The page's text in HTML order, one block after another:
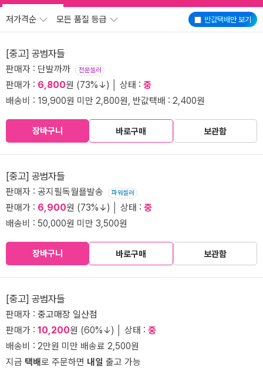
반값택배만 보기
저가격순 모든 품질 등급
[중고] 공범자들
판매자 : 단발까까 전문셀러
판매가 : 6,800원 (73%↓) │ 상태 : 중
배송비 : 19,900원 미만 2,800원, 반값택배 : 2,400원
장바구니 바로구매 보관함
[중고] 공범자들
판매자 : 공지필독월욜발송 파워셀러
판매가 : 6,900원 (73%↓) │ 상태 : 중
배송비 : 50,000원 미만 3,500원
장바구니 바로구매 보관함
[중고] 공범자들
판매자 : 중고매장 일산점
판매가 : 10,200원 (60%↓) │ 상태 : 중
배송비 : 2만원 미만 배송료 2,500원
지금 택배로 주문하면 내일 출고 가능